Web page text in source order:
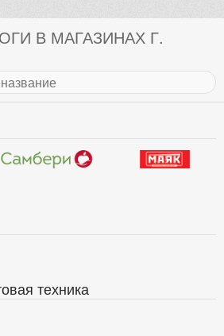
В МАГАЗИНАХ Г.
техника